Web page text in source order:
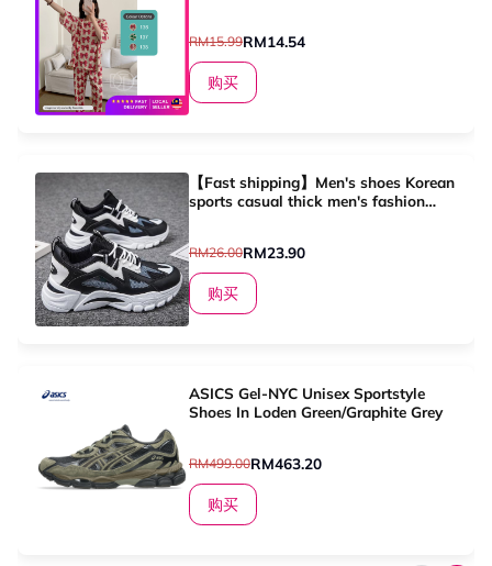
RM15.99RM14.54
购买
【Fast shipping】Men's shoes Korean
sports casual thick men's fashion
RM26.00RM23.90
购买
ASICS Gel-NYC Unisex Sportstyle
Shoes In Loden Green/Graphite Grey
RM499.00RM463.20
购买